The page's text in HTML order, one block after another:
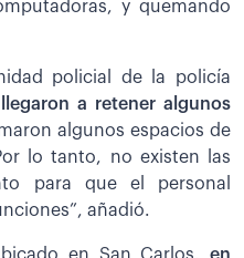
y quemando
policial de la policía
a retener algunos
algunos espacios de
lo tanto, no existen las
para que el personal
añadió.